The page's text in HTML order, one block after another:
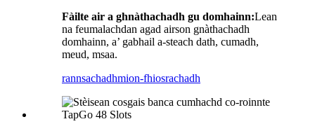
Fàilte air a ghnàthachadh gu domhainn:Lean
na feumalachdan agad airson gnàthachadh
domhainn, a’ gabhail a-steach dath, cumadh,
meud, msaa.
rannsachadhmion-fhiosrachadh